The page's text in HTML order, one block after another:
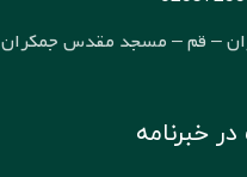
– قم – مسجد مقدس جمکران
خبرنامه